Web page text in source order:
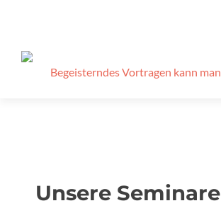
Unsere Seminare